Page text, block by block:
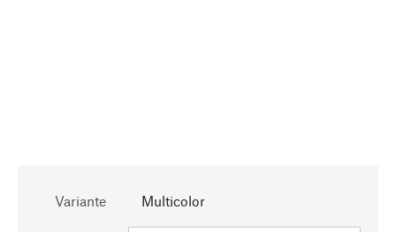
Variante Multicolor